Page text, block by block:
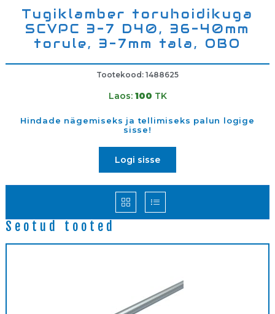
Tugiklamber toruhoidikuga
SCVPC 3-7 D40, 36-40mm
torule, 3-7mm tala, OBO
Tootekood: 1488625
Laos: 100 TK
Hindade nägemiseks ja tellimiseks palun logige
sisse!
Logi sisse
Seotud tooted